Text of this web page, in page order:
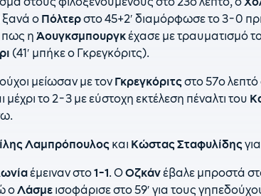
ξανά ο Πόλτερστο 45+2′ διαμόρφωσε το 3-0
πως η Άουγκσμπουργκέχασε με τραυματισμό
(41′ μπήκε ο Γκρεγκόριτς).
μείωσαν με τονΓκρεγκόριτςστο 57ο λεπτό
το 2-3 με εύστοχη εκτέλεση πέναλτι του
Λαμπρόπουλος και ΚώσταςΣταφυλίδης
έμειναν στο1-1. ΟΟζκάνέβαλε μπροστά
οΛάσμε ισοφάρισε στο 59′ για τους